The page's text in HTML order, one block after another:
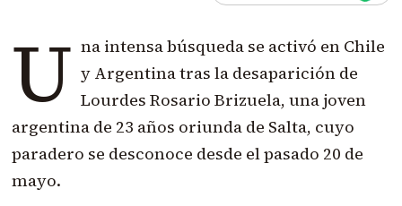
U na intensa búsqueda se activó en Chile
y Argentina tras la desaparición de
Lourdes Rosario Brizuela, una joven
argentina de 23 años oriunda de Salta, cuyo
paradero se desconoce desde el pasado 20 de
mayo.